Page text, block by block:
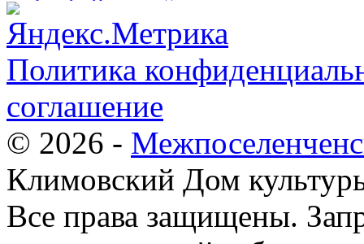
Политика
соглашение
© 2026 -
Климовский Дом
Все права защищены.